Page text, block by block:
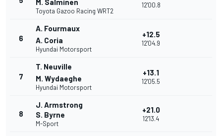
M. Salminen
Toyota Gazoo Racing WRT2
12'00.8
6
A. Fourmaux
A. Coria
Hyundai Motorsport
+12.5
12'04.9
7
T. Neuville
M. Wydaeghe
Hyundai Motorsport
+13.1
12'05.5
8
J. Armstrong
S. Byrne
M-Sport
+21.0
12'13.4